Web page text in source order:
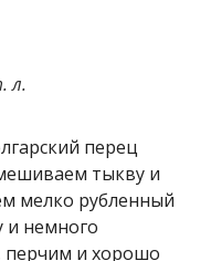
л.
перец
тыкву и
мелко рубленный
и немного
перчим и хорошо